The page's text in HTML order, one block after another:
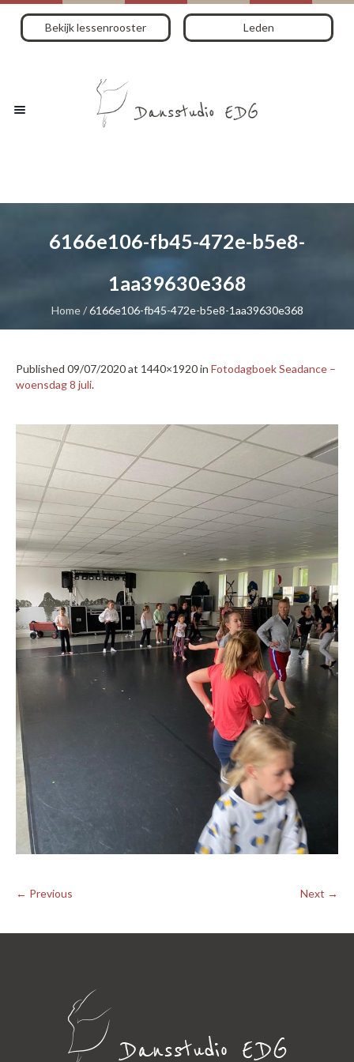
Bekijk lessenrooster Leden
6166e106-fb45-472e-b5e8-
1aa39630e368
Home /6166e106-fb45-472e-b5e8-1aa39630e368
Published 09/07/2020at 1440×1920 in Fotodagboek Seadance –
woensdag 8 juli.
← Previous Next →